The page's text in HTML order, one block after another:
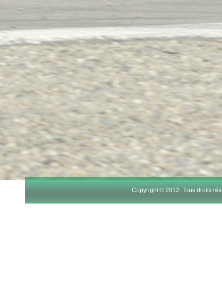
Copyright © 2012. Tous droits